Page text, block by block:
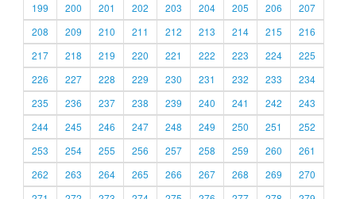
199
200 201 202 203 204 205 206
207
208
209 210 211 212 213 214 215
216
217
218 219 220 221 222 223 224
225
226
227 228 229 230 231 232 233
234
235
236 237 238 239 240 241 242
243
244
245 246 247 248 249 250 251
252
253
254 255 256 257 258 259 260
261
262
263 264 265 266 267 268 269
270